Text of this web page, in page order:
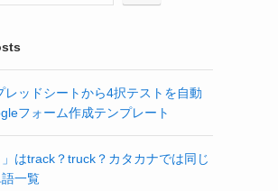
レッドシートから4択テストを自動
フォーム作成テンプレート
」はtrack？truck？カタカナでは同じ
一覧